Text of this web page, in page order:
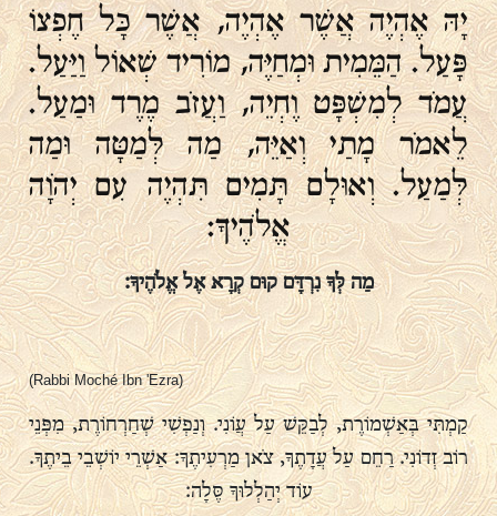
יָהּ אֶהְיֶה אֲשֶׁר אֶהְיֶה, אֲשֶׁר כָּל חֶפְצוֹ
פָּעַל. הַמֵּמִית וּמְחַיֶּה, מוֹרִיד שְׁאוֹל וַיַּעַל.
עֲמֹד לְמִשְׁפָּט וֶחְיֵה, וַעֲזֹב מֶרֶד וּמַעַל.
לֵאמֹר מָתַי וְאַיֵּה, מַה לְּמַטָּה וּמַה
לְּמַעַל. וְאוּלָם תָּמִים תִּהְיֶה עִם יְהֹוָה
אֱלֹהֶיךָ:
מַה לְּךָ נִרְדָּם קוּם קְרָא אֶל אֱלֹהֶיךָ:
(Rabbi Moché Ibn 'Ezra)
קַמְתִּי בְּאַשְׁמוֹרֶת, לְבַקֵּשׁ עַל עֲוֹנִי. וְנַפְשִׁי שְׁחַרְחוֹרֶת, מִפְּנֵי
רוֹב זְדוֹנִי. רַחֵם עַל עֲדָתֶךָ, צֹאן מַרְעִיתֶךָ: אַשְׁרֵי יוֹשְׁבֵי בֵיתֶךָ.
עוֹד יְהַלְלוּךָ סֶּלָה: